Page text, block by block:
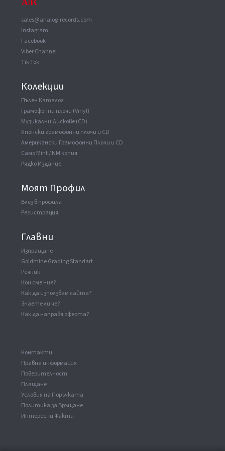
ВАУЧЕР
Mastered At
sales@analog-records.com
Instagram
Facebook
Viber Channel
Tik Tok
Колекции
Пълен Каталог
Грамофонни плочи (Vinyl)
Музикални Дискове (CD)
Японски грамофонни плочи и CD
Американски Грамофонни Плочи и CD
Само Mint / NM копия
Рядко Издание
Моят Профил
Влез в профила
Регистрация
Главни
Изпращане
Goldmine Grading Standart
Речник
Кои сме ние?
Как да използвам сайта?
Знаете ли че?
Как да направя оферта?
Kонтакти
Правна информация
Поверителност
Плащане
Условия на Поръчката
Политика за Връщане
Интересни Факти